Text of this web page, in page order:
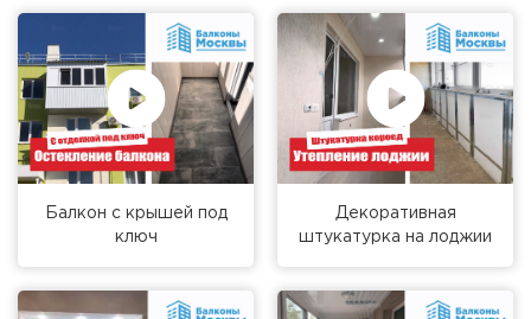
Балкон с крышей под
ключ
Декоративная
штукатурка на лоджии